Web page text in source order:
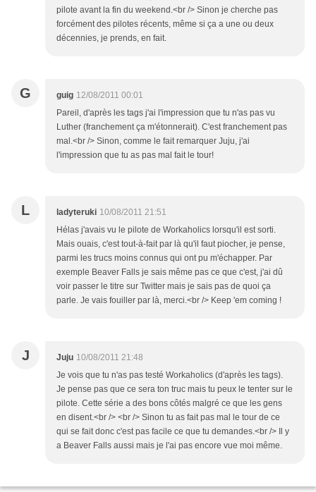
pilote avant la fin du weekend.<br /> Sinon je cherche pas
forcément des pilotes récents, même si ça a une ou deux
décennies, je prends, en fait.
G guig 12/08/2011 00:01
Pareil, d'après les tags j'ai l'impression que tu n'as pas vu
Luther (franchement ça m'étonnerait). C'est franchement pas
mal.<br /> Sinon, comme le fait remarquer Juju, j'ai
l'impression que tu as pas mal fait le tour!
L ladyteruki 10/08/2011 21:51
Hélas j'avais vu le pilote de Workaholics lorsqu'il est sorti.
Mais ouais, c'est tout-à-fait par là qu'il faut piocher, je pense,
parmi les trucs moins connus qui ont pu m'échapper. Par
exemple Beaver Falls je sais même pas ce que c'est, j'ai dû
voir passer le titre sur Twitter mais je sais pas de quoi ça
parle. Je vais fouiller par là, merci.<br /> Keep 'em coming !
J Juju 10/08/2011 21:48
Je vois que tu n'as pas testé Workaholics (d'après les tags).
Je pense pas que ce sera ton truc mais tu peux le tenter sur le
pilote. Cette série a des bons côtés malgré ce que les gens
en disent.<br /> <br /> Sinon tu as fait pas mal le tour de ce
qui se fait donc c'est pas facile ce que tu demandes.<br /> Il y
a Beaver Falls aussi mais je l'ai pas encore vue moi même.